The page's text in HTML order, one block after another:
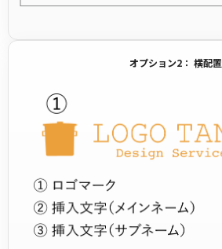
オプション2： 横配置